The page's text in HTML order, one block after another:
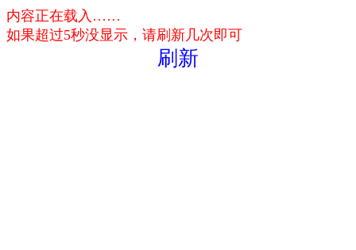
内容正在载入……
如果超过5秒没显示，请刷新几次即可
刷新